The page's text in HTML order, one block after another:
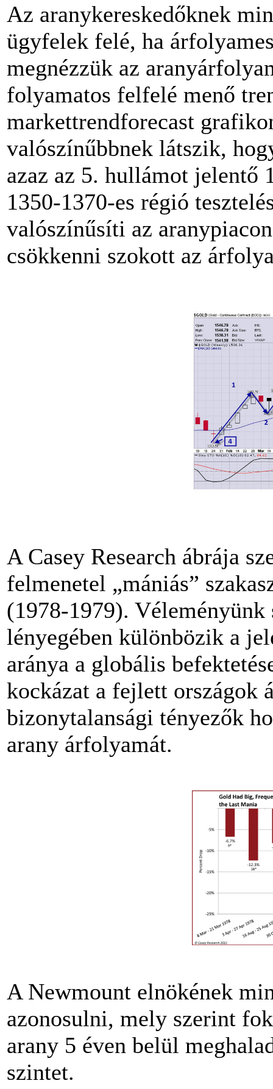
Az aranykereskedőknek
ügyfelek felé, ha
megnézzük az
folyamatos felfelé menő
markettrendforecast
valószínűbbnek látszik,
azaz az 5. hullámot jelentő
1350-1370-es régió
valószínűsíti az
csökkenni szokott az
A Casey Research ábrája
felmenetel „mániás”
(1978-1979).
lényegében különbözik a
aránya a globális
kockázat a fejlett országok
bizonytalansági tényezők
arany árfolyamát.
A Newmount elnökének
azonosulni, mely szerint
arany 5 éven belül
szintet.